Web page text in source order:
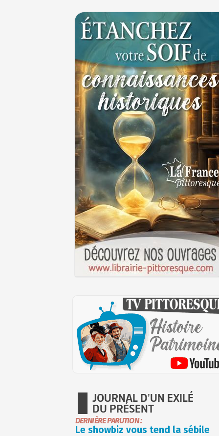
JOURNAL D'UN EXILÉ
DU PRÉSENT
DERNIÈRE PARUTION :
Le showbiz vous tend la sébile